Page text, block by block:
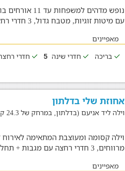
עם מיטות זוגיות, מטבח גדול, 3 חדרי רחצה, סלוןם
מאפיינים
בריכה
חדרי שינה 5 חדרי
אחוזת שלי בדלתון
וילה ליד אניעם (בדלתון, במרחק של 24.3 ק"מ)
מרווחים, 3 חדרי רחצה עם מגבות + תחליבי רחצה
מאפיינים